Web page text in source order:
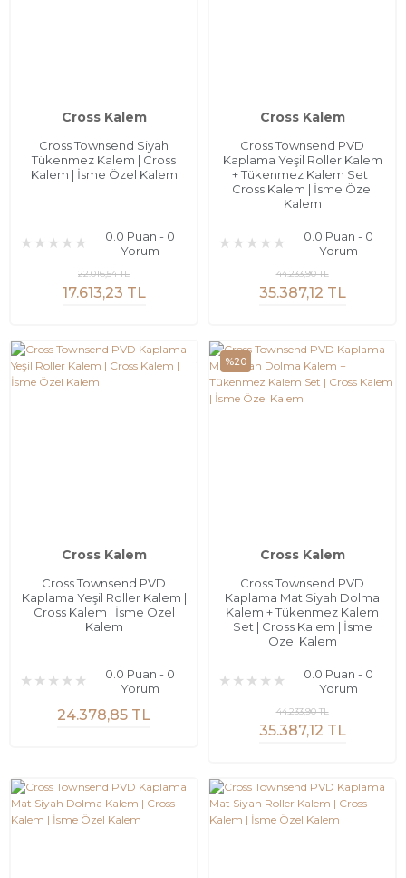
Cross Kalem
Cross Townsend Siyah
Tükenmez Kalem | Cross
Kalem | İsme Özel Kalem
0.0 Puan - 0
Yorum
17.613,23 TL
22.016,54 TL
Cross Kalem
Cross Townsend PVD
Kaplama Yeşil Roller Kalem
+ Tükenmez Kalem Set |
Cross Kalem | İsme Özel
Kalem
0.0 Puan - 0
Yorum
35.387,12 TL
44.233,90 TL
Cross Kalem
Cross Townsend PVD
Kaplama Yeşil Roller Kalem |
Cross Kalem | İsme Özel
Kalem
0.0 Puan - 0
Yorum
24.378,85 TL
%20
Cross Kalem
Cross Townsend PVD
Kaplama Mat Siyah Dolma
Kalem + Tükenmez Kalem
Set | Cross Kalem | İsme
Özel Kalem
0.0 Puan - 0
Yorum
35.387,12 TL
44.233,90 TL